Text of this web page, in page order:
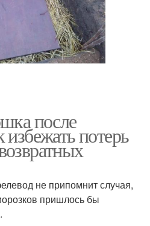
после
избежать потерь
не припомнит случая,
пришлось бы